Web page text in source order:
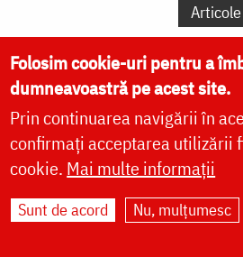
Ștefan
Cuvinte
Cuvinte
Predici
Folosim cookie-uri pentru a
dumneavoastră pe acest site.
Prin continuarea navigării în
confirmați acceptarea utilizării
cookie. Mai multe informații
Sunt de acord Nu, mulțumesc